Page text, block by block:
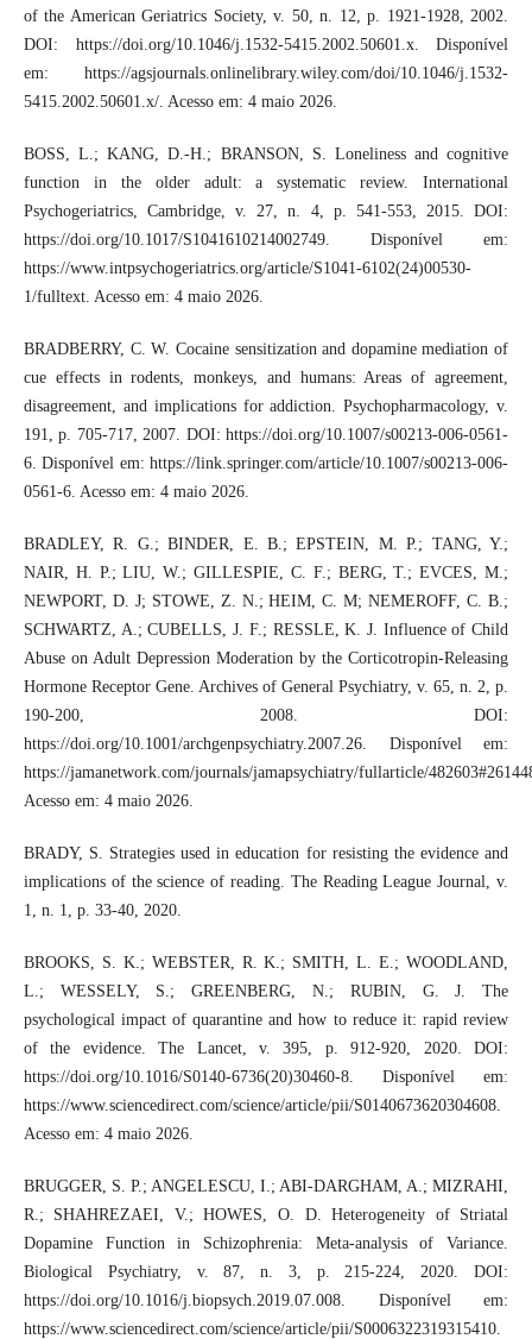
of the American Geriatrics Society, v. 50, n. 12, p. 1921-1928, 2002.
DOI: https://doi.org/10.1046/j.1532-5415.2002.50601.x. Disponível
em: https://agsjournals.onlinelibrary.wiley.com/doi/10.1046/j.1532-
5415.2002.50601.x/. Acesso em: 4 maio 2026.
BOSS, L.; KANG, D.-H.; BRANSON, S. Loneliness and cognitive
function in the older adult: a systematic review. International
Psychogeriatrics, Cambridge, v. 27, n. 4, p. 541-553, 2015. DOI:
https://doi.org/10.1017/S1041610214002749. Disponível em:
https://www.intpsychogeriatrics.org/article/S1041-6102(24)00530-
1/fulltext. Acesso em: 4 maio 2026.
BRADBERRY, C. W. Cocaine sensitization and dopamine mediation of
cue effects in rodents, monkeys, and humans: Areas of agreement,
disagreement, and implications for addiction. Psychopharmacology, v.
191, p. 705-717, 2007. DOI: https://doi.org/10.1007/s00213-006-0561-
6. Disponível em: https://link.springer.com/article/10.1007/s00213-006-
0561-6. Acesso em: 4 maio 2026.
BRADLEY, R. G.; BINDER, E. B.; EPSTEIN, M. P.; TANG, Y.;
NAIR, H. P.; LIU, W.; GILLESPIE, C. F.; BERG, T.; EVCES, M.;
NEWPORT, D. J; STOWE, Z. N.; HEIM, C. M; NEMEROFF, C. B.;
SCHWARTZ, A.; CUBELLS, J. F.; RESSLE, K. J. Influence of Child
Abuse on Adult Depression Moderation by the Corticotropin-Releasing
Hormone Receptor Gene. Archives of General Psychiatry, v. 65, n. 2, p.
190-200, 2008. DOI:
https://doi.org/10.1001/archgenpsychiatry.2007.26. Disponível em:
https://jamanetwork.com/journals/jamapsychiatry/fullarticle/
Acesso em: 4 maio 2026.
BRADY, S. Strategies used in education for resisting the evidence and
implications of the science of reading. The Reading League Journal, v.
1, n. 1, p. 33-40, 2020.
BROOKS, S. K.; WEBSTER, R. K.; SMITH, L. E.; WOODLAND,
L.; WESSELY, S.; GREENBERG, N.; RUBIN, G. J. The
psychological impact of quarantine and how to reduce it: rapid review
of the evidence. The Lancet, v. 395, p. 912-920, 2020. DOI:
https://doi.org/10.1016/S0140-6736(20)30460-8. Disponível em:
https://www.sciencedirect.com/science/article/pii/S0140673620304608.
Acesso em: 4 maio 2026.
BRUGGER, S. P.; ANGELESCU, I.; ABI-DARGHAM, A.; MIZRAHI,
R.; SHAHREZAEI, V.; HOWES, O. D. Heterogeneity of Striatal
Dopamine Function in Schizophrenia: Meta-analysis of Variance.
Biological Psychiatry, v. 87, n. 3, p. 215-224, 2020. DOI:
https://doi.org/10.1016/j.biopsych.2019.07.008. Disponível em:
https://www.sciencedirect.com/science/article/pii/S0006322319315410.